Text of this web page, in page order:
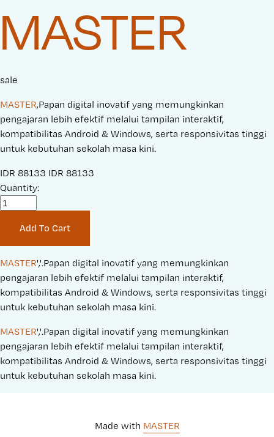
MASTER
sale
MASTER,Papan digital inovatif yang memungkinkan
pengajaran lebih efektif melalui tampilan interaktif,
kompatibilitas Android & Windows, serta responsivitas tinggi
untuk kebutuhan sekolah masa kini.
S
a
r
i
c
e
:
IDR 88133 O
i
n
a
P
r
c
e
:
IDR 88133
Quantity:
Add To Cart
MASTER','.Papan digital inovatif yang memungkinkan
pengajaran lebih efektif melalui tampilan interaktif,
kompatibilitas Android & Windows, serta responsivitas tinggi
untuk kebutuhan sekolah masa kini.
MASTER','.Papan digital inovatif yang memungkinkan
pengajaran lebih efektif melalui tampilan interaktif,
kompatibilitas Android & Windows, serta responsivitas tinggi
untuk kebutuhan sekolah masa kini.
Made with MASTER